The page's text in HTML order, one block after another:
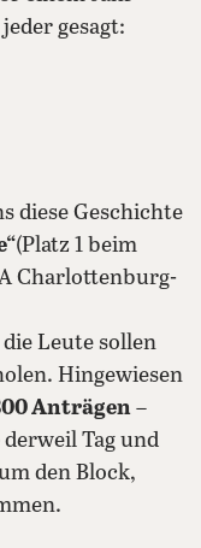
gesagt:
teilenteilen
diese Geschichte
(Platz 1 beim
Charlottenburg-
Leute sollen
Hingewiesen
Anträgen –
Tag und
den Block,